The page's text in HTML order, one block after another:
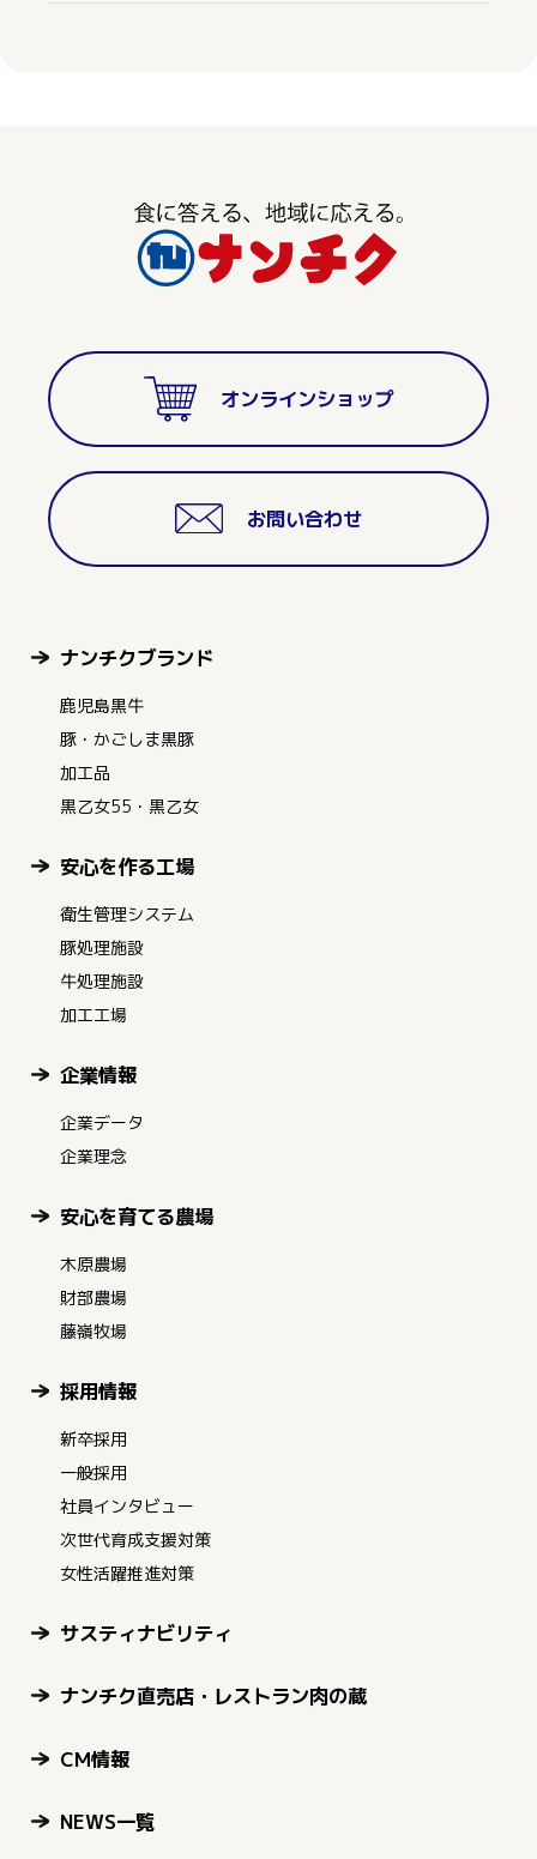
オンラインショップ
お問い合わせ
ナンチクブランド
鹿児島黒牛
豚・かごしま黒豚
加工品
黒乙女55・黒乙女
安心を作る工場
衛生管理システム
豚処理施設
牛処理施設
加工工場
企業情報
企業データ
企業理念
安心を育てる農場
木原農場
財部農場
藤嶺牧場
採用情報
新卒採用
一般採用
社員インタビュー
次世代育成支援対策
女性活躍推進対策
サスティナビリティ
ナンチク直売店・レストラン肉の蔵
CM情報
NEWS一覧